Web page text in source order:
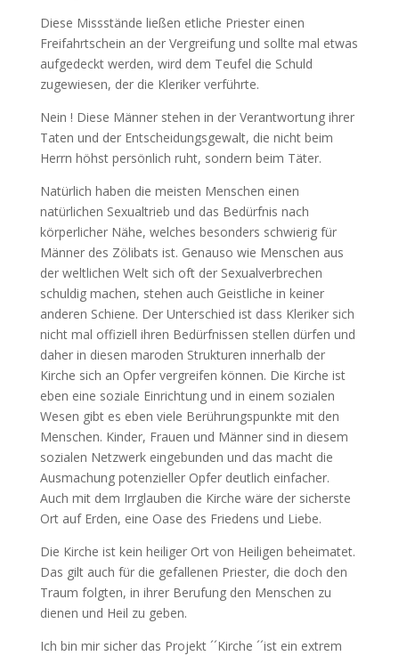
Diese Missstände ließen etliche Priester einen
Freifahrtschein an der Vergreifung und sollte mal etwas
aufgedeckt werden, wird dem Teufel die Schuld
zugewiesen, der die Kleriker verführte.
Nein ! Diese Männer stehen in der Verantwortung ihrer
Taten und der Entscheidungsgewalt, die nicht beim
Herrn höhst persönlich ruht, sondern beim Täter.
Natürlich haben die meisten Menschen einen
natürlichen Sexualtrieb und das Bedürfnis nach
körperlicher Nähe, welches besonders schwierig für
Männer des Zölibats ist. Genauso wie Menschen aus
der weltlichen Welt sich oft der Sexualverbrechen
schuldig machen, stehen auch Geistliche in keiner
anderen Schiene. Der Unterschied ist dass Kleriker sich
nicht mal offiziell ihren Bedürfnissen stellen dürfen und
daher in diesen maroden Strukturen innerhalb der
Kirche sich an Opfer vergreifen können. Die Kirche ist
eben eine soziale Einrichtung und in einem sozialen
Wesen gibt es eben viele Berührungspunkte mit den
Menschen. Kinder, Frauen und Männer sind in diesem
sozialen Netzwerk eingebunden und das macht die
Ausmachung potenzieller Opfer deutlich einfacher.
Auch mit dem Irrglauben die Kirche wäre der sicherste
Ort auf Erden, eine Oase des Friedens und Liebe.
Die Kirche ist kein heiliger Ort von Heiligen beheimatet.
Das gilt auch für die gefallenen Priester, die doch den
Traum folgten, in ihrer Berufung den Menschen zu
dienen und Heil zu geben.
Ich bin mir sicher das Projekt ´´Kirche ´´ist ein extrem